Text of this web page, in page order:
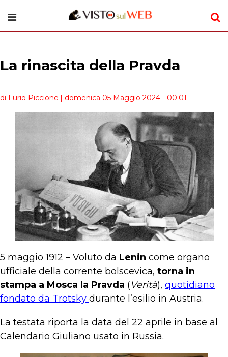
La rinascita della Pravda
di Furio Piccione | domenica 05 Maggio 2024 - 00:01
5 maggio 1912 – Voluto da Lenin come organo
ufficiale della corrente bolscevica, torna in
stampa a Mosca la Pravda (Verità), quotidiano
fondato da Trotsky durante l’esilio in Austria.
La testata riporta la data del 22 aprile in base al
Calendario Giuliano usato in Russia.